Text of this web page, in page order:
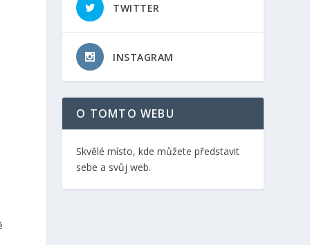
TWITTER
INSTAGRAM
O TOMTO WEBU
Skvělé místo, kde můžete představit
sebe a svůj web.